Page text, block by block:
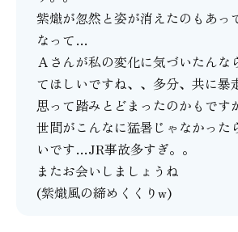
紫熾が忽然と姿が消えたのもあっ
なって…
Ａさんが私の変化に気づいたんな
てほしいですね、、多分、共に暴
思って踏みとどまったのかもで
世間がこんなに猛暑じゃなかった
いです…JR事故多すぎ。。
またお会いしましょうね
(紫熾風の締めくくりw)